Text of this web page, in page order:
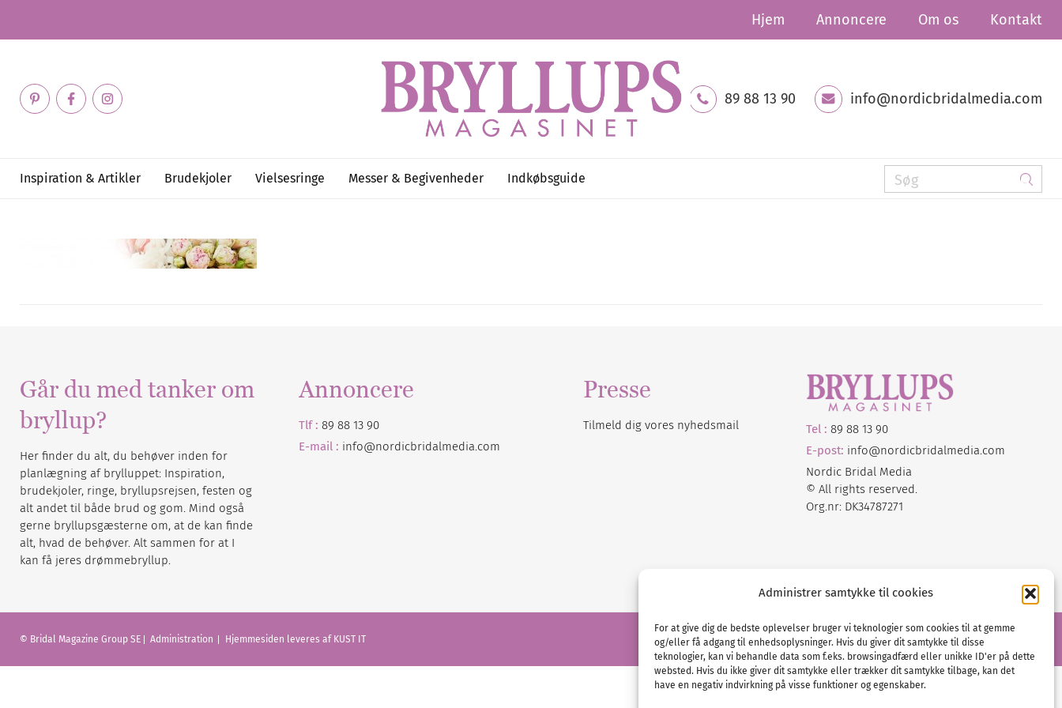
Administrer samtykke til cookies
For at give dig de bedste oplevelser bruger vi teknologier som cookies til at gemme
og/eller få adgang til enhedsoplysninger. Hvis du giver dit samtykke til disse
teknologier, kan vi behandle data som f.eks. browsingadfærd eller unikke ID'er på dette
websted. Hvis du ikke giver dit samtykke eller trækker dit samtykke tilbage, kan det
have en negativ indvirkning på visse funktioner og egenskaber.
Hjem Annoncere Om os Kontakt
89 88 13 90 info@nordicbridalmedia.com
Inspiration & Artikler Brudekjoler Vielsesringe Messer & Begivenheder Indkøbsguide
Går du med tanker om
bryllup?
Her finder du alt, du behøver inden for
planlægning af brylluppet: Inspiration,
brudekjoler, ringe, bryllupsrejsen, festen og
alt andet til både brud og gom. Mind også
gerne bryllupsgæsterne om, at de kan finde
alt, hvad de behøver. Alt sammen for at I
kan få jeres drømmebryllup.
Annoncere
Tlf : 89 88 13 90
E-mail : info@nordicbridalmedia.com
Presse
Tilmeld dig vores nyhedsmail Tel : 89 88 13 90
E-post: info@nordicbridalmedia.com
Nordic Bridal Media
© All rights reserved.
Org.nr: DK34787271
© Bridal Magazine Group SE Administration Hjemmesiden leveres af KUST IT